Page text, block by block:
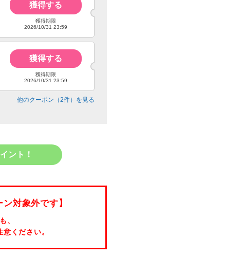
獲得する
獲得期限
2026/10/31 23:59
獲得する
獲得期限
2026/10/31 23:59
他のクーポン（2件）を見る
ント！
対象外です】
、
ください。